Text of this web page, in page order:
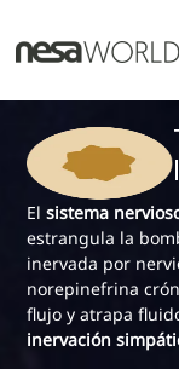
Elsistema
estrangula la
inervada por
norepinefrina
flujo y atrapa
inervación